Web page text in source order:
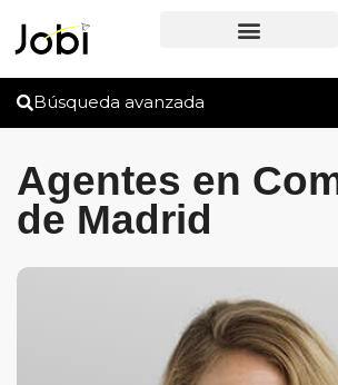
Búsqueda avanzada
Agentes en
de Madrid